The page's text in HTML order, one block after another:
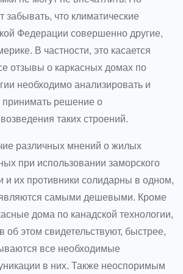
забывать, что климатические
Федерации совершенно другие,
В частности, это касается
отзывы о каркасных домах по
необходимо анализировать и
принимать решение о
таких строений.
различных мнений о жилых
при использовании заморского
и их противники солидарны в одном,
самыми дешевыми. Кроме
дома по канадской технологии,
об этом свидетельствуют, быстрее,
все необходимые
в них. Также неоспоримым